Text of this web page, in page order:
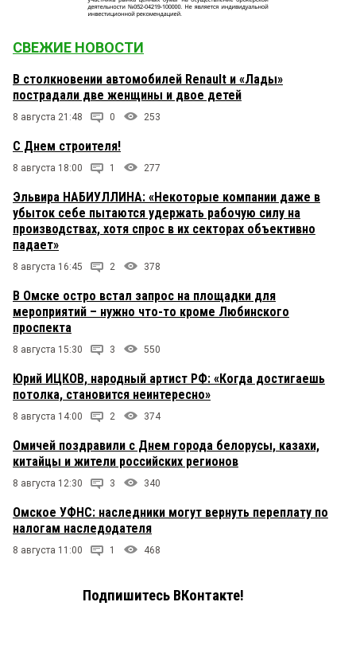
СВЕЖИЕ НОВОСТИ
В столкновении автомобилей Renault и «Лады»
пострадали две женщины и двое детей
8 августа 21:48 0 253
С Днем строителя!
8 августа 18:00 1 277
Эльвира НАБИУЛЛИНА: «Некоторые компании даже в
убыток себе пытаются удержать рабочую силу на
производствах, хотя спрос в их секторах объективно
падает»
8 августа 16:45 2 378
В Омске остро встал запрос на площадки для
мероприятий – нужно что-то кроме Любинского
проспекта
8 августа 15:30 3 550
Юрий ИЦКОВ, народный артист РФ: «Когда достигаешь
потолка, становится неинтересно»
8 августа 14:00 2 374
Омичей поздравили с Днем города белорусы, казахи,
китайцы и жители российских регионов
8 августа 12:30 3 340
Омское УФНС: наследники могут вернуть переплату по
налогам наследодателя
8 августа 11:00 1 468
Подпишитесь ВКонтакте!